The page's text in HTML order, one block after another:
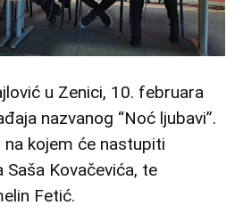
u Zenici, 10. februara
nazvanog “Noć ljubavi”.
na kojem će nastupiti
Saša Kovačevića, te
Fetić.